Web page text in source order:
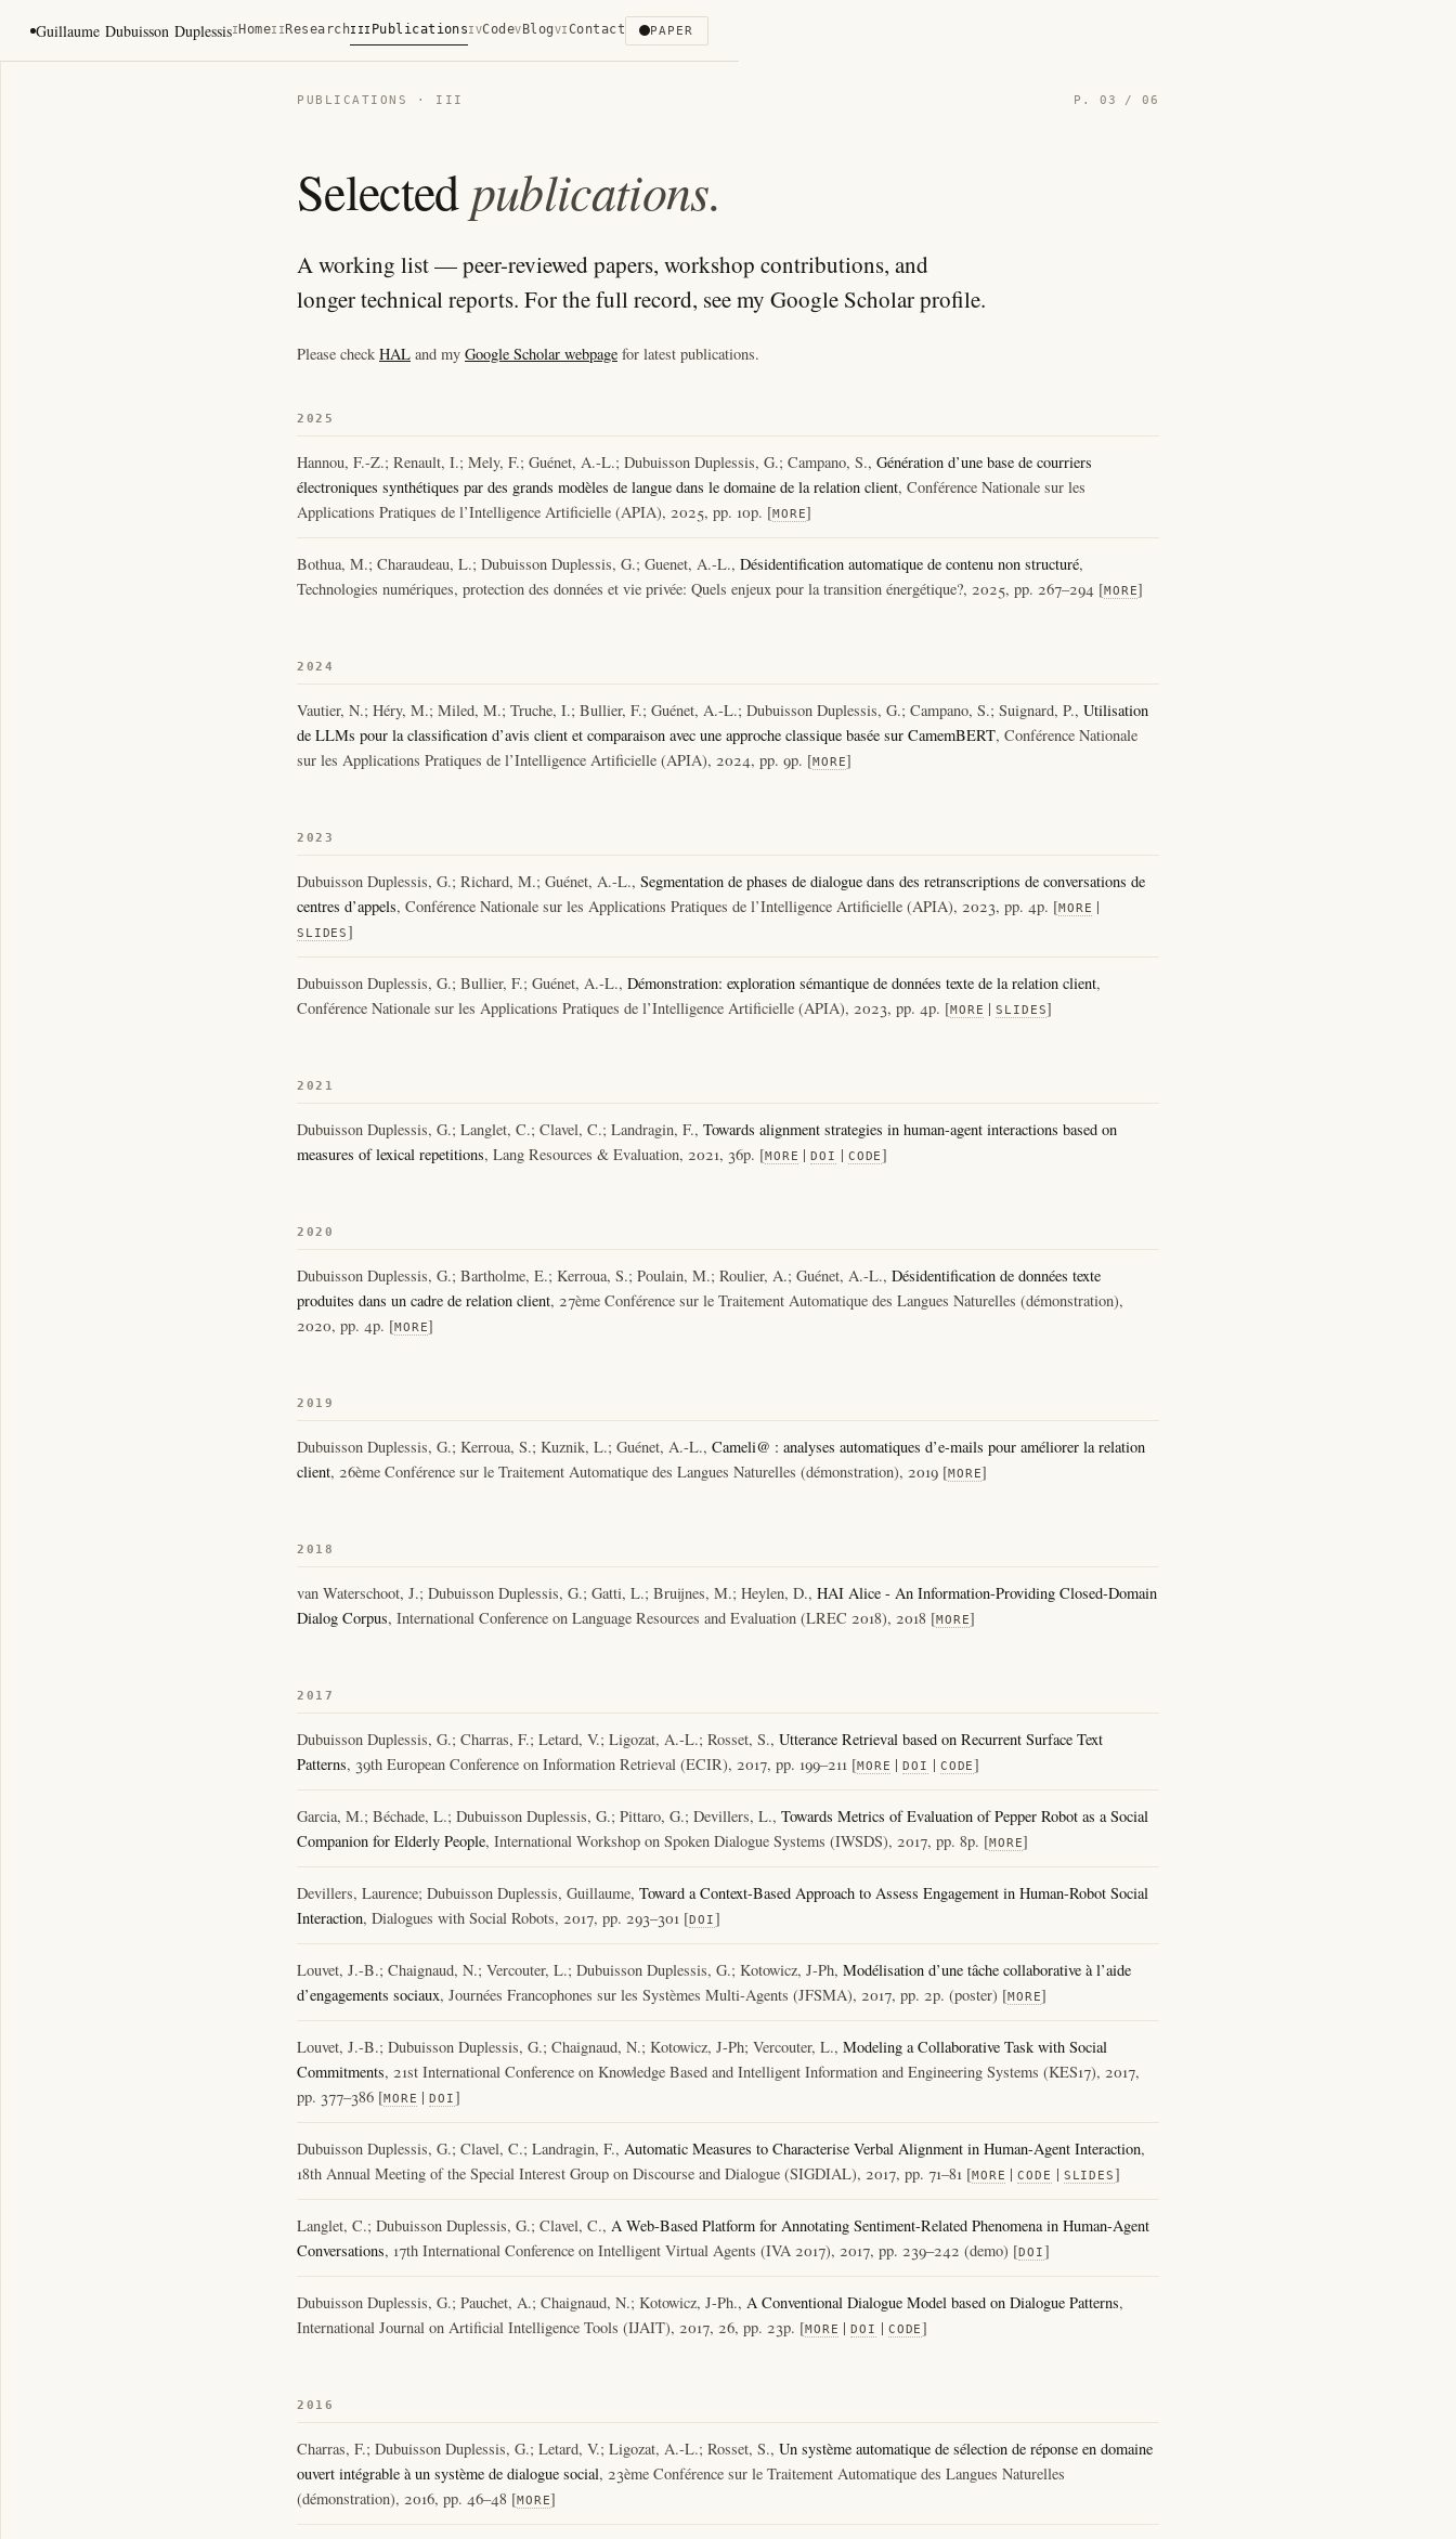
Guillaume Dubuisson DuplessisI HomeII ResearchIII PublicationsIVCodeV BlogVIContact PAPER
PUBLICATIONS · III P. 03 / 06
Selectedpublications.
A working list — peer-reviewed papers, workshop contributions, and
longer technical reports. For the full record, see my Google Scholar profile.
Please check HAL and my Google Scholar webpage for latest publications.
2025
Hannou, F.-Z.; Renault, I.; Mely, F.; Guénet, A.-L.; Dubuisson Duplessis, G.; Campano, S., Génération d’une base de courriers
électroniques synthétiques par des grands modèles de langue dans le domaine de la relation client, Conférence Nationale sur les
Applications Pratiques de l’Intelligence Artificielle (APIA), 2025, pp. 10p. [MORE]
Bothua, M.; Charaudeau, L.; Dubuisson Duplessis, G.; Guenet, A.-L., Désidentification automatique de contenu non structuré,
Technologies numériques, protection des données et vie privée: Quels enjeux pour la transition énergétique?, 2025, pp. 267–294 [MORE]
2024
Vautier, N.; Héry, M.; Miled, M.; Truche, I.; Bullier, F.; Guénet, A.-L.; Dubuisson Duplessis, G.; Campano, S.; Suignard, P., Utilisation
de LLMs pour la classification d’avis client et comparaison avec une approche classique basée sur CamemBERT, Conférence Nationale
sur les Applications Pratiques de l’Intelligence Artificielle (APIA), 2024, pp. 9p. [MORE]
2023
Dubuisson Duplessis, G.; Richard, M.; Guénet, A.-L., Segmentation de phases de dialogue dans des retranscriptions de conversations de
centres d’appels, Conférence Nationale sur les Applications Pratiques de l’Intelligence Artificielle (APIA), 2023, pp. 4p. [MORE |
SLIDES]
Dubuisson Duplessis, G.; Bullier, F.; Guénet, A.-L., Démonstration: exploration sémantique de données texte de la relation client,
Conférence Nationale sur les Applications Pratiques de l’Intelligence Artificielle (APIA), 2023, pp. 4p. [MORE |SLIDES]
2021
Dubuisson Duplessis, G.; Langlet, C.; Clavel, C.; Landragin, F., Towards alignment strategies in human-agent interactions based on
measures of lexical repetitions, Lang Resources & Evaluation, 2021, 36p. [MORE |DOI | CODE]
2020
Dubuisson Duplessis, G.; Bartholme, E.; Kerroua, S.; Poulain, M.; Roulier, A.; Guénet, A.-L., Désidentification de données texte
produites dans un cadre de relation client, 27ème Conférence sur le Traitement Automatique des Langues Naturelles (démonstration),
2020, pp. 4p. [MORE]
2019
Dubuisson Duplessis, G.; Kerroua, S.; Kuznik, L.; Guénet, A.-L., Cameli@ : analyses automatiques d’e-mails pour améliorer la relation
client, 26ème Conférence sur le Traitement Automatique des Langues Naturelles (démonstration), 2019 [MORE]
2018
van Waterschoot, J.; Dubuisson Duplessis, G.; Gatti, L.; Bruijnes, M.; Heylen, D., HAI Alice - An Information-Providing Closed-Domain
Dialog Corpus, International Conference on Language Resources and Evaluation (LREC 2018), 2018 [MORE]
2017
Dubuisson Duplessis, G.; Charras, F.; Letard, V.; Ligozat, A.-L.; Rosset, S., Utterance Retrieval based on Recurrent Surface Text
Patterns, 39th European Conference on Information Retrieval (ECIR), 2017, pp. 199–211 [MORE |DOI | CODE]
Garcia, M.; Béchade, L.; Dubuisson Duplessis, G.; Pittaro, G.; Devillers, L., Towards Metrics of Evaluation of Pepper Robot as a Social
Companion for Elderly People, International Workshop on Spoken Dialogue Systems (IWSDS), 2017, pp. 8p. [MORE]
Devillers, Laurence; Dubuisson Duplessis, Guillaume, Toward a Context-Based Approach to Assess Engagement in Human-Robot Social
Interaction, Dialogues with Social Robots, 2017, pp. 293–301 [DOI]
Louvet, J.-B.; Chaignaud, N.; Vercouter, L.; Dubuisson Duplessis, G.; Kotowicz, J-Ph, Modélisation d’une tâche collaborative à l’aide
d’engagements sociaux, Journées Francophones sur les Systèmes Multi-Agents (JFSMA), 2017, pp. 2p. (poster) [MORE]
Louvet, J.-B.; Dubuisson Duplessis, G.; Chaignaud, N.; Kotowicz, J-Ph; Vercouter, L., Modeling a Collaborative Task with Social
Commitments, 21st International Conference on Knowledge Based and Intelligent Information and Engineering Systems (KES17), 2017,
pp. 377–386 [MORE |DOI]
Dubuisson Duplessis, G.; Clavel, C.; Landragin, F., Automatic Measures to Characterise Verbal Alignment in Human-Agent Interaction,
18th Annual Meeting of the Special Interest Group on Discourse and Dialogue (SIGDIAL), 2017, pp. 71–81 [MORE |CODE | SLIDES]
Langlet, C.; Dubuisson Duplessis, G.; Clavel, C., A Web-Based Platform for Annotating Sentiment-Related Phenomena in Human-Agent
Conversations, 17th International Conference on Intelligent Virtual Agents (IVA 2017), 2017, pp. 239–242 (demo) [DOI]
Dubuisson Duplessis, G.; Pauchet, A.; Chaignaud, N.; Kotowicz, J-Ph., A Conventional Dialogue Model based on Dialogue Patterns,
International Journal on Artificial Intelligence Tools (IJAIT), 2017, 26, pp. 23p. [MORE |DOI | CODE]
2016
Charras, F.; Dubuisson Duplessis, G.; Letard, V.; Ligozat, A.-L.; Rosset, S., Un système automatique de sélection de réponse en domaine
ouvert intégrable à un système de dialogue social, 23ème Conférence sur le Traitement Automatique des Langues Naturelles
(démonstration), 2016, pp. 46–48 [MORE]